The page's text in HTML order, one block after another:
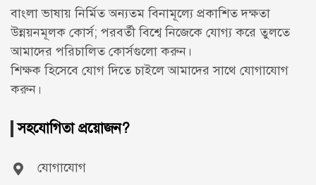
বাংলা ভাষায় নির্মিত অন্যতম বিনামূল্যে প্রকাশিত দক্ষতা
উন্নয়নমূলক কোর্স; পরবর্তী বিশ্বে নিজেকে যোগ্য করে তুলতে
আমাদের পরিচালিত কোর্সগুলো করুন।
শিক্ষক হিসেবে যোগ দিতে চাইলে আমাদের সাথে যোগাযোগ
করুন।
সহযোগিতা প্রয়োজন?
যোগাযোগ